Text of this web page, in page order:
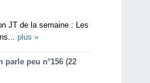
JT de la semaine : Les
plus »
parle peu n°156 (22